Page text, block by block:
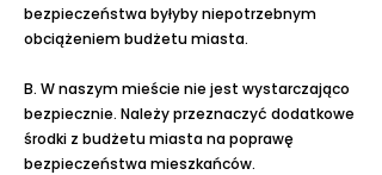
bezpieczeństwa byłyby niepotrzebnym
obciążeniem budżetu miasta.
B. W naszym mieście nie jest wystarczająco
bezpiecznie. Należy przeznaczyć dodatkowe
środki z budżetu miasta na poprawę
bezpieczeństwa mieszkańców.